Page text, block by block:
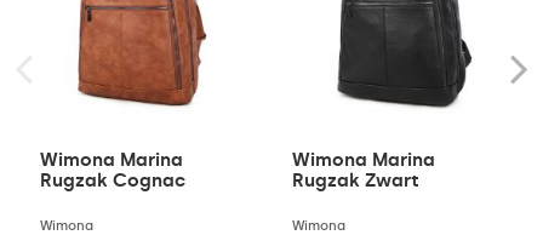
Wimona Marina
Rugzak Cognac
Wimona
Wimona Marina
Rugzak Zwart
Wimona